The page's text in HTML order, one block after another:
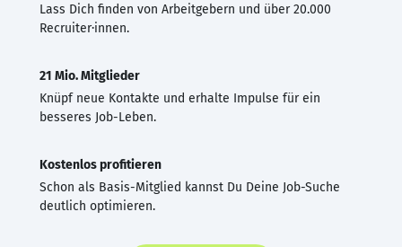
Lass Dich finden von Arbeitgebern und über 20.000
Recruiter·innen.
21 Mio. Mitglieder
Knüpf neue Kontakte und erhalte Impulse für ein
besseres Job-Leben.
Kostenlos profitieren
Schon als Basis-Mitglied kannst Du Deine Job-Suche
deutlich optimieren.